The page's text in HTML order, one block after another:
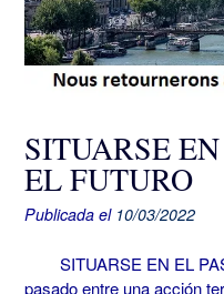
SITUARSE
EL FUTURO
Publicada el 10/03/2022
SITUARSE EN EL
pasado entre una acción